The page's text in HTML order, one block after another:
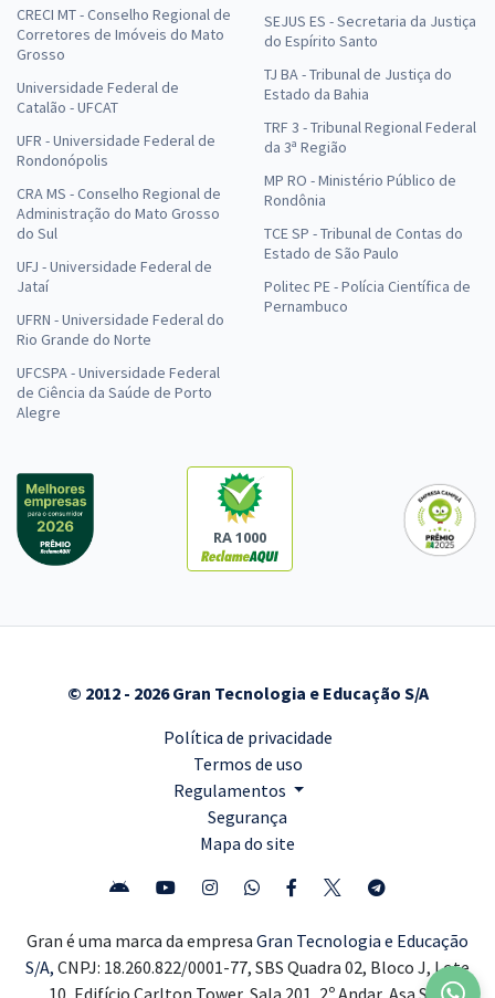
CRECI MT - Conselho Regional de
Corretores de Imóveis do Mato
Grosso
Universidade Federal de
Catalão - UFCAT
UFR - Universidade Federal de
Rondonópolis
CRA MS - Conselho Regional de
Administração do Mato Grosso
do Sul
UFJ - Universidade Federal de
Jataí
UFRN - Universidade Federal do
Rio Grande do Norte
UFCSPA - Universidade Federal
de Ciência da Saúde de Porto
Alegre
SEJUS ES - Secretaria da Justiça
do Espírito Santo
TJ BA - Tribunal de Justiça do
Estado da Bahia
TRF 3 - Tribunal Regional Federal
da 3ª Região
MP RO - Ministério Público de
Rondônia
TCE SP - Tribunal de Contas do
Estado de São Paulo
Politec PE - Polícia Científica de
Pernambuco
RA 1000
© 2012 - 2026 Gran Tecnologia e Educação S/A
Política de privacidade
Termos de uso
Regulamentos
Segurança
Mapa do site
Gran é uma marca da empresa Gran Tecnologia e Educação
S/A, CNPJ: 18.260.822/0001-77, SBS Quadra 02, Bloco J, Lote